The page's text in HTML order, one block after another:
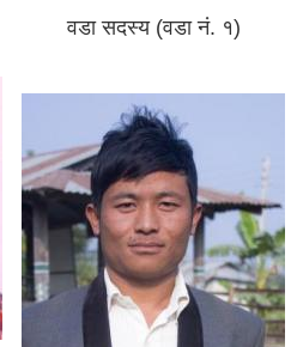
वडा सदस्य (वडा नं. १)